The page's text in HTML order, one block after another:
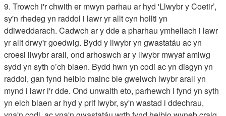
9. Trowch i'r chwith er mwyn parhau ar hyd 'Llwybr y Coetir’,
sy'n rhedeg yn raddol i lawr yr allt cyn hollti yn
ddiweddarach. Cadwch ar y dde a pharhau ymhellach i lawr
yr allt drwy'r goedwig. Bydd y llwybr yn gwastatáu ac yn
croesi llwybr arall, ond arhoswch ar y llwybr mwyaf amlwg
sydd yn syth o’ch blaen. Bydd hwn yn codi ac yn disgyn yn
raddol, gan fynd heibio mainc ble gwelwch lwybr arall yn
mynd i lawr i'r dde. Ond unwaith eto, parhewch i fynd yn syth
yn eich blaen ar hyd y prif lwybr, sy'n wastad i ddechrau,